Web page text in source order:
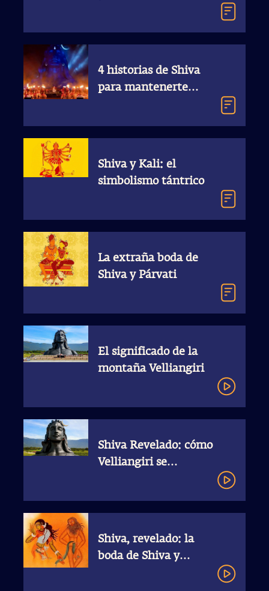
4 historias de Shiva
para mantenerte
Shiva y Kali: el
simbolismo tántrico
La extraña boda de
Shiva y Párvati
El significado de la
montaña Velliangiri
Shiva Revelado: cómo
Velliangiri se
Shiva, revelado: la
boda de Shiva y